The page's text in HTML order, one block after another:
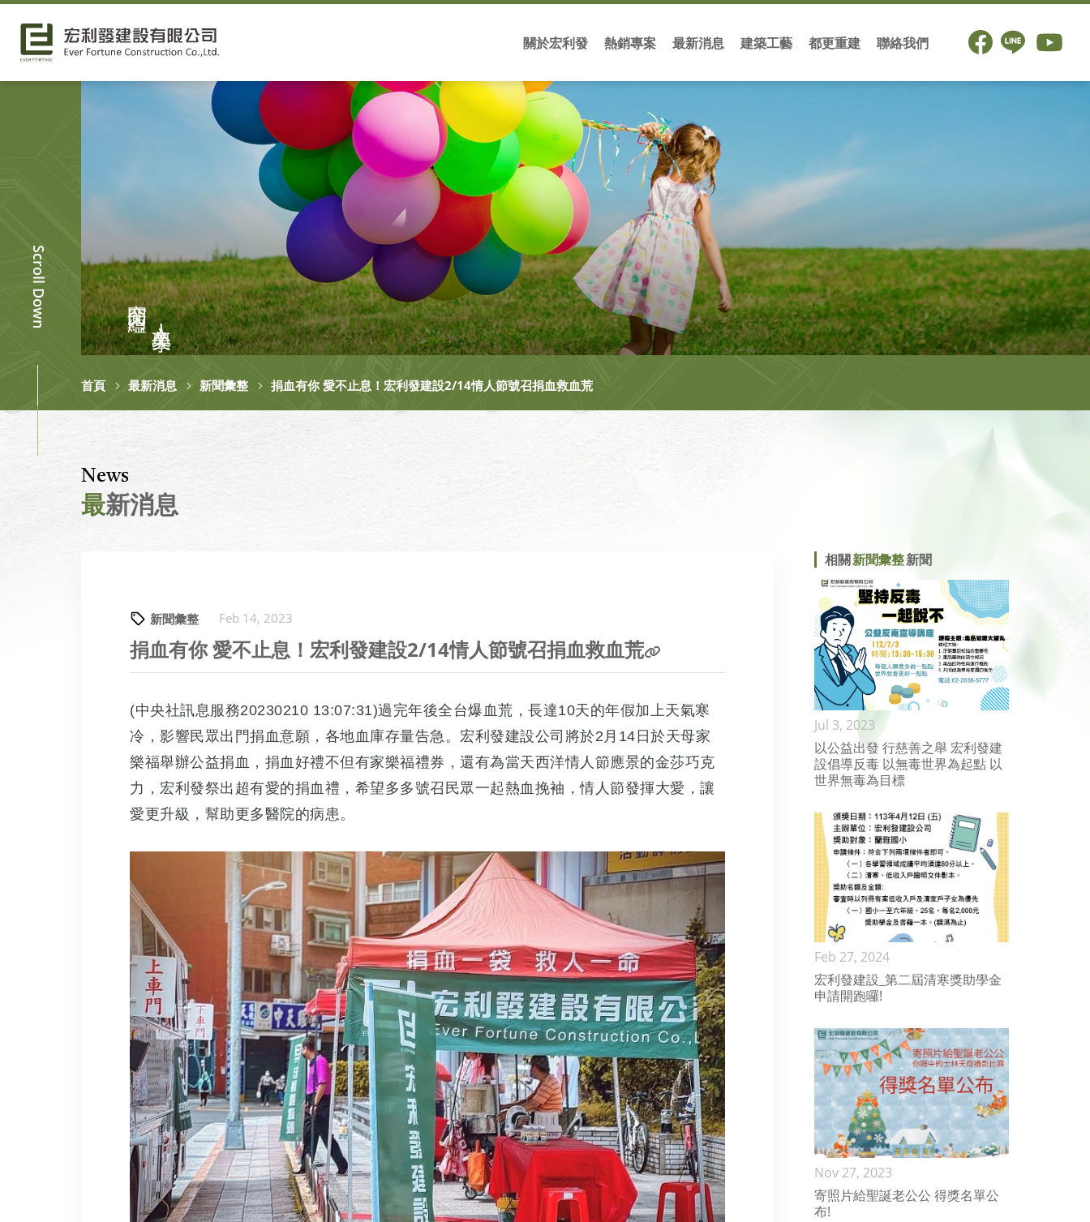
關於宏利發 熱銷專案 最新消息 建築工藝 都更重建 聯絡我們
空間內蘊
人文美學
首頁 最新消息 新聞彙整 捐血有你 愛不止息！宏利發建設2/14情人節號召捐血救血荒
Scroll Down
News
最新消息
新聞彙整 Feb 14, 2023
捐血有你 愛不止息！宏利發建設2/14情人節號召捐血救血荒
(中央社訊息服務20230210 13:07:31)過完年後全台爆血荒，長達10天的年假加上天氣寒
冷，影響民眾出門捐血意願，各地血庫存量告急。宏利發建設公司將於2月14日於天母家
樂福舉辦公益捐血，捐血好禮不但有家樂福禮券，還有為當天西洋情人節應景的金莎巧克
力，宏利發祭出超有愛的捐血禮，希望多多號召民眾一起熱血挽袖，情人節發揮大愛，讓
愛更升級，幫助更多醫院的病患。
相關新聞彙整新聞
Jul 3, 2023
以公益出發 行慈善之舉 宏利發建
設倡導反毒 以無毒世界為起點 以
世界無毒為目標
宏利發建設_第二屆清寒獎助學金申請開跑囉!
Feb 27, 2024
宏利發建設_第二屆清寒獎助學金
申請開跑囉!
寄照片給聖誕老公公 得獎名單公布!
Nov 27, 2023
寄照片給聖誕老公公 得獎名單公
布!